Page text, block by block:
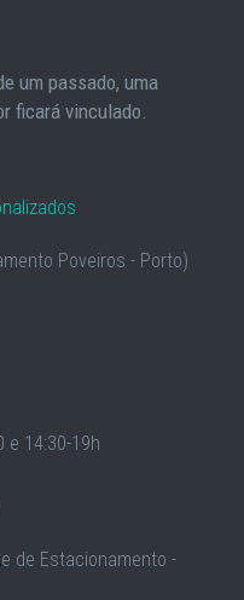
um passado, uma
ficará vinculado.
Poveiros - Porto)
e 14:30-19h
de Estacionamento -